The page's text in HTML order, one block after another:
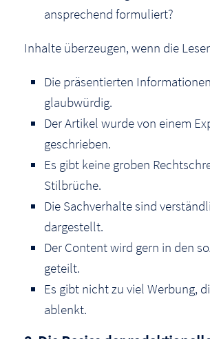
ansprechend formuliert?
Inhalte überzeugen, wenn die
Die präsentierten
glaubwürdig.
Der Artikel wurde von einem
geschrieben.
Es gibt keine groben
Stilbrüche.
Die Sachverhalte sind
dargestellt.
Der Content wird gern in den
geteilt.
Es gibt nicht zu viel Werbung,
ablenkt.